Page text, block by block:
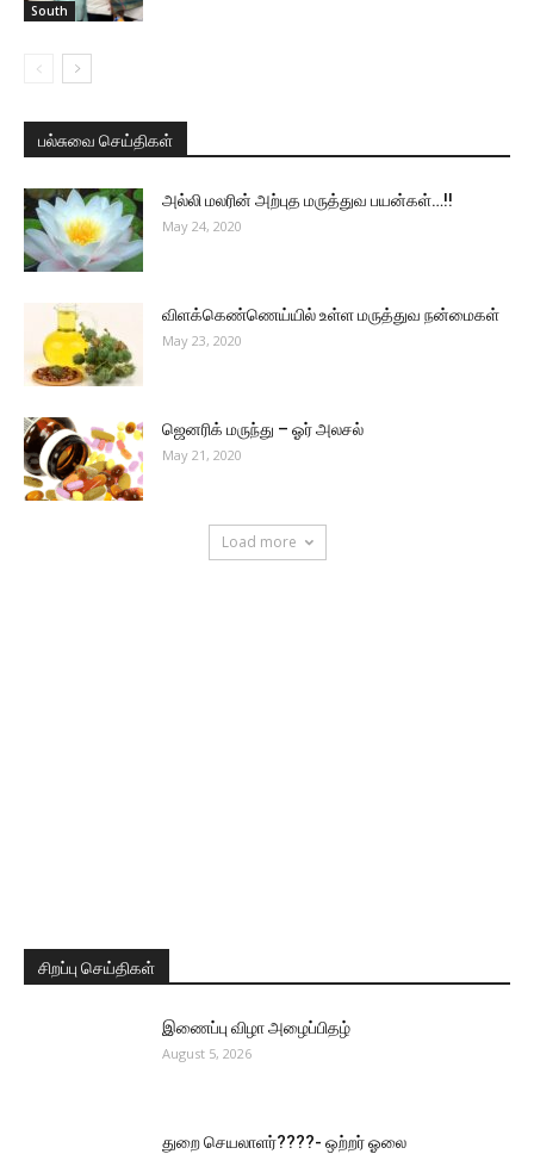
South
பல்சுவை செய்திகள்
அல்லி மலரின் அற்புத மருத்துவ பயன்கள்…!!
May 24, 2020
விளக்கெண்ணெய்யில் உள்ள மருத்துவ நன்மைகள்
May 23, 2020
ஜெனரிக் மருந்து – ஓர் அலசல்
May 21, 2020
Load more
சிறப்பு செய்திகள்
இணைப்பு விழா அழைப்பிதழ்
August 5, 2026
துறை செயலாளர்????- ஒற்றர் ஓலை